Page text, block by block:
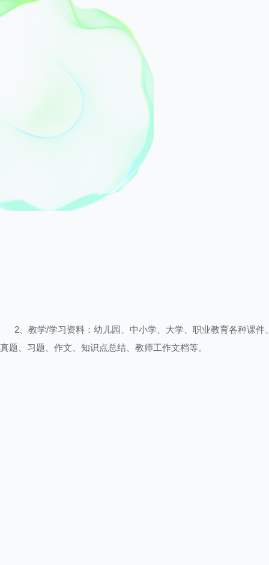
2、教学/学习资料：幼儿园、中小学、大学、职业教育各种课件
真题、习题、作文、知识点总结、教师工作文档等。